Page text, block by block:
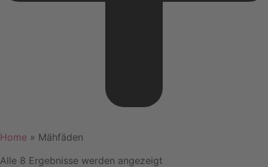
Home » Mähfäden
Alle 8 Ergebnisse werden angezeigt